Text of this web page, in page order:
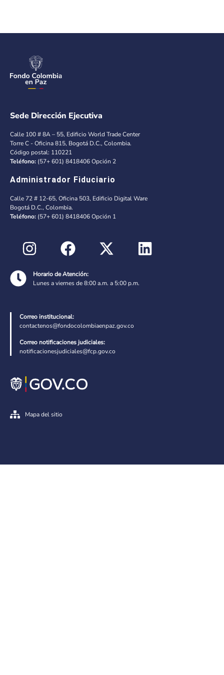
Sede Dirección Ejecutiva
Calle 100 # 8A – 55, Edificio World Trade Center
Torre C - Oficina 815, Bogotá D.C., Colombia.
Código postal: 110221
Teléfono: (57+ 601) 8418406 Opción 2
Administrador Fiduciario
Calle 72 # 12-65, Oficina 503, Edificio Digital Ware
Bogotá D.C., Colombia.
Teléfono: (57+ 601) 8418406 Opción 1
Horario de Atención:
Lunes a viernes de 8:00 a.m. a 5:00 p.m.
Correo institucional:
contactenos@fondocolombiaenpaz.gov.co
Correo notificaciones judiciales:
notificacionesjudiciales@fcp.gov.co
Mapa del sitio